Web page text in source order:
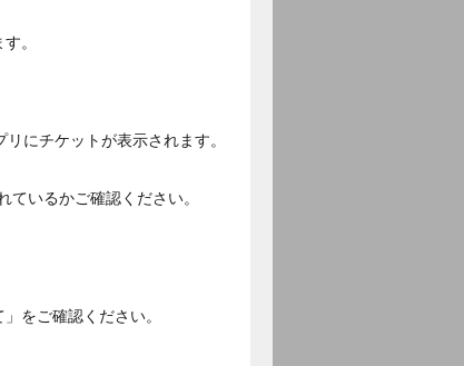
。
にチケットが表示されます。
いるかご確認ください。
をご確認ください。